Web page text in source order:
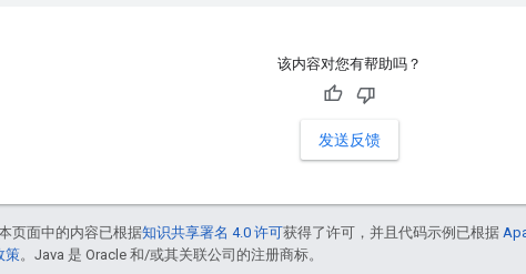
该内容对您有帮助吗？
发送反馈
页面中的内容已根据知识共享署名 4.0 许可获得了许可，并且代码示例已根据
策。Java 是 Oracle 和/或其关联公司的注册商标。